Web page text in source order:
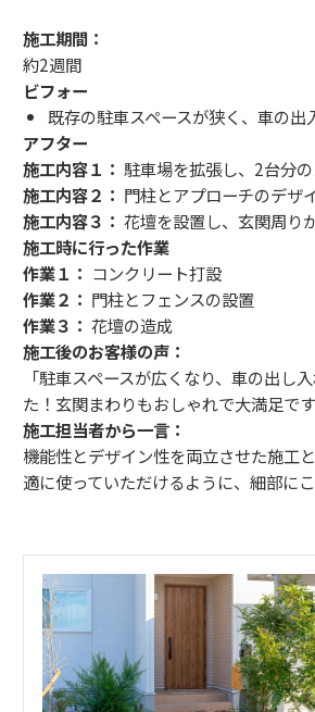
施工期間：
約2週間
ビフォー
既存の駐車スペースが狭く、車の出
アフター
施工内容１： 駐車場を拡張し、2台分
施工内容２： 門柱とアプローチのデザ
施工内容３： 花壇を設置し、玄関周り
施工時に行った作業
作業１： コンクリート打設
作業２： 門柱とフェンスの設置
作業３： 花壇の造成
施工後のお客様の声：
「駐車スペースが広くなり、車の出し
た！玄関まわりもおしゃれで大満足です
施工担当者から一言：
機能性とデザイン性を両立させた施工
適に使っていただけるように、細部に